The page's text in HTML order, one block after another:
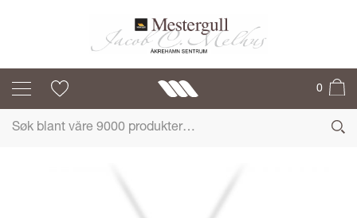
0
MG DIAMONDS